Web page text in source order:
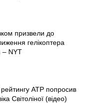
призвели до
гелікоптера
– NYT
ATP попросив
Світоліної (відео)